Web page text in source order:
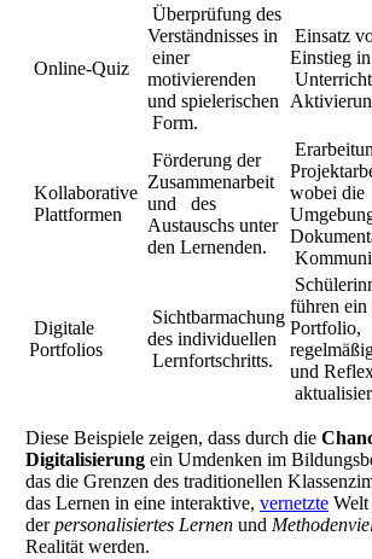
Online-Quiz
Überprüfung des
Verständnisses in
einer
motivierenden
und spielerischen
Form.
Einsatz
Einstieg
Kollaborative
Plattformen
Förderung der
Zusammenarbeit
und des
Austauschs unter
den Lernenden.
wobei
Digitale
Portfolios
Sichtbarmachung
des individuellen
Lernfortschritts.
führen ein
Portfolio,
und
Diese Beispiele zeigen, dass durch die
Digitalisierung ein Umdenken im
das die Grenzen des traditionellen
das Lernen in eine interaktive, vernetzte
derpersonalisiertes Lernen und
Realität werden.